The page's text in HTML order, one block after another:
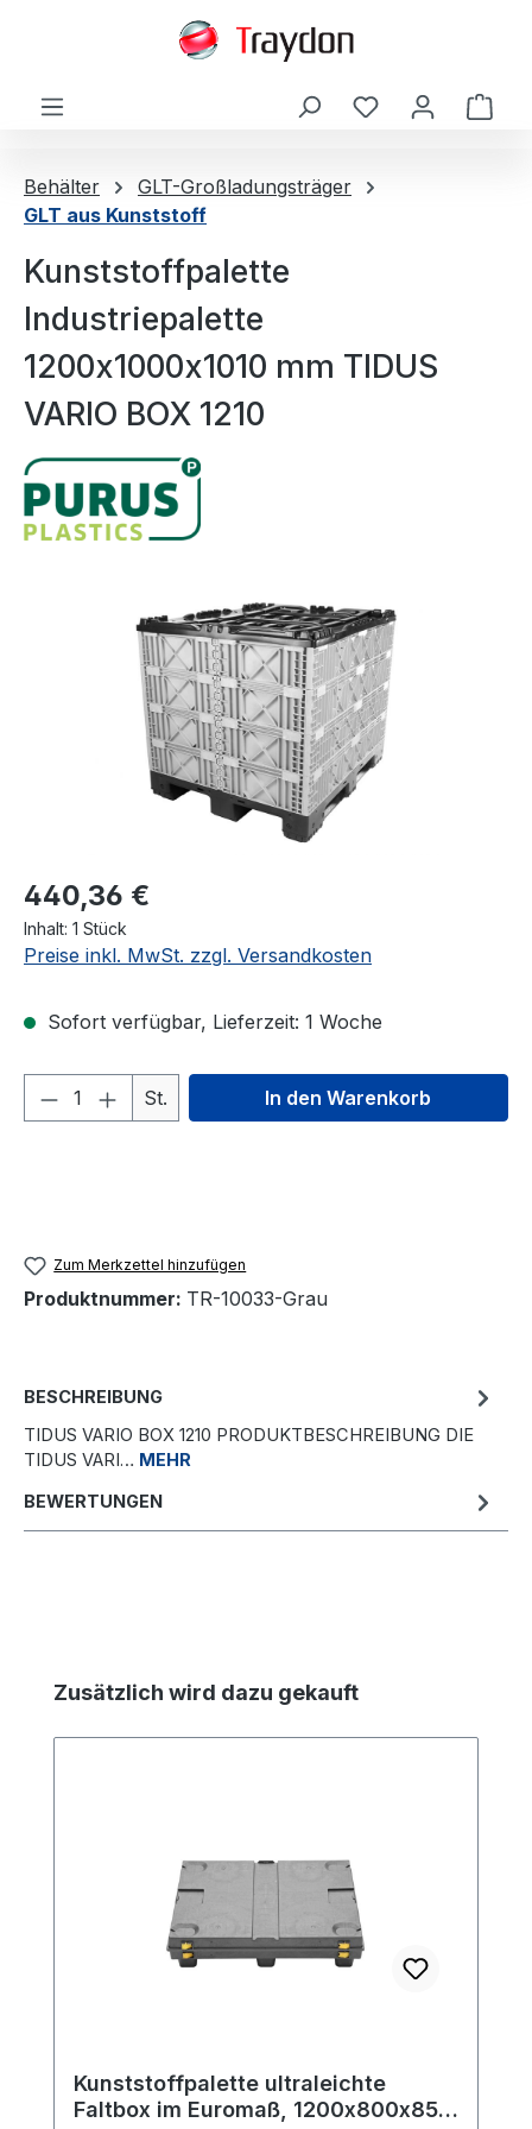
Behälter
GLT-Großladungsträger
GLT aus Kunststoff
Kunststoffpalette
Industriepalette
1200x1000x1010 mm TIDUS
VARIO BOX 1210
Bildergalerie überspringen
440,36 €
Inhalt: 1 Stück
Preise inkl. MwSt. zzgl. Versandkosten
Sofort verfügbar, Lieferzeit: 1 Woche
Produkt Anzahl: Gib den
St. In den Warenkorb
Zum Merkzettel hinzufügen
Produktnummer: TR-10033-Grau
BESCHREIBUNG
TIDUS VARIO BOX 1210 PRODUKTBESCHREIBUNG DIE
TIDUS VARI… MEHR
BEWERTUNGEN
Produktgalerie überspringen
Zusätzlich wird dazu gekauft
Kunststoffpalette ultraleichte
Faltbox im Euromaß, 1200x800x850